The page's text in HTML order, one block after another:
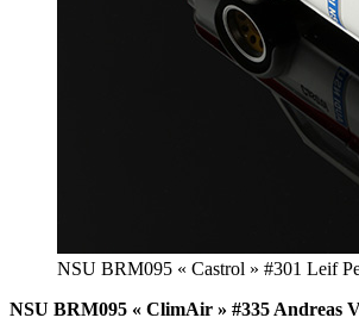
NSU BRM095 « Castrol » #301 Leif
NSU BRM095 « ClimAir » #335 Andreas